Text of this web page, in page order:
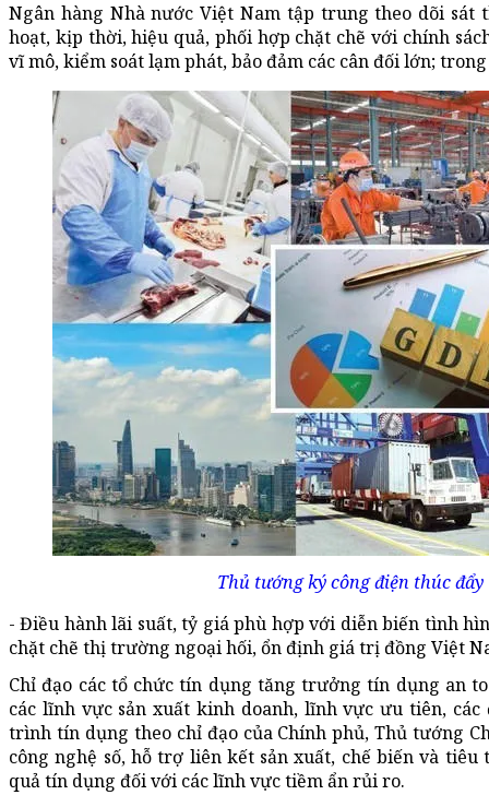
Ngân hàng Nhà nước Việt Nam tập trung theo dõi
hoạt, kịp thời, hiệu quả, phối hợp chặt chẽ với chính
vĩ mô, kiểm soát lạm phát, bảo đảm các cân đối lớn;
Thủ tướng ký công điện thúc
- Điều hành lãi suất, tỷ giá phù hợp với diễn biến tình
chặt chẽ thị trường ngoại hối, ổn định giá trị đồng Việt
Chỉ đạo các tổ chức tín dụng tăng trưởng tín dụng an
các lĩnh vực sản xuất kinh doanh, lĩnh vực ưu tiên,
trình tín dụng theo chỉ đạo của Chính phủ, Thủ tướng
công nghệ số, hỗ trợ liên kết sản xuất, chế biến và
quả tín dụng đối với các lĩnh vực tiềm ẩn rủi ro.